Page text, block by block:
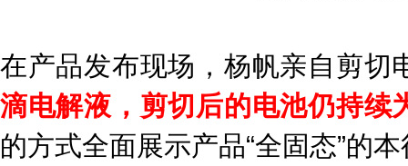
在产品发布现场，杨帆亲自剪切
滴电解液，剪切后的电池仍持续
的方式全面展示产品“全固态”的